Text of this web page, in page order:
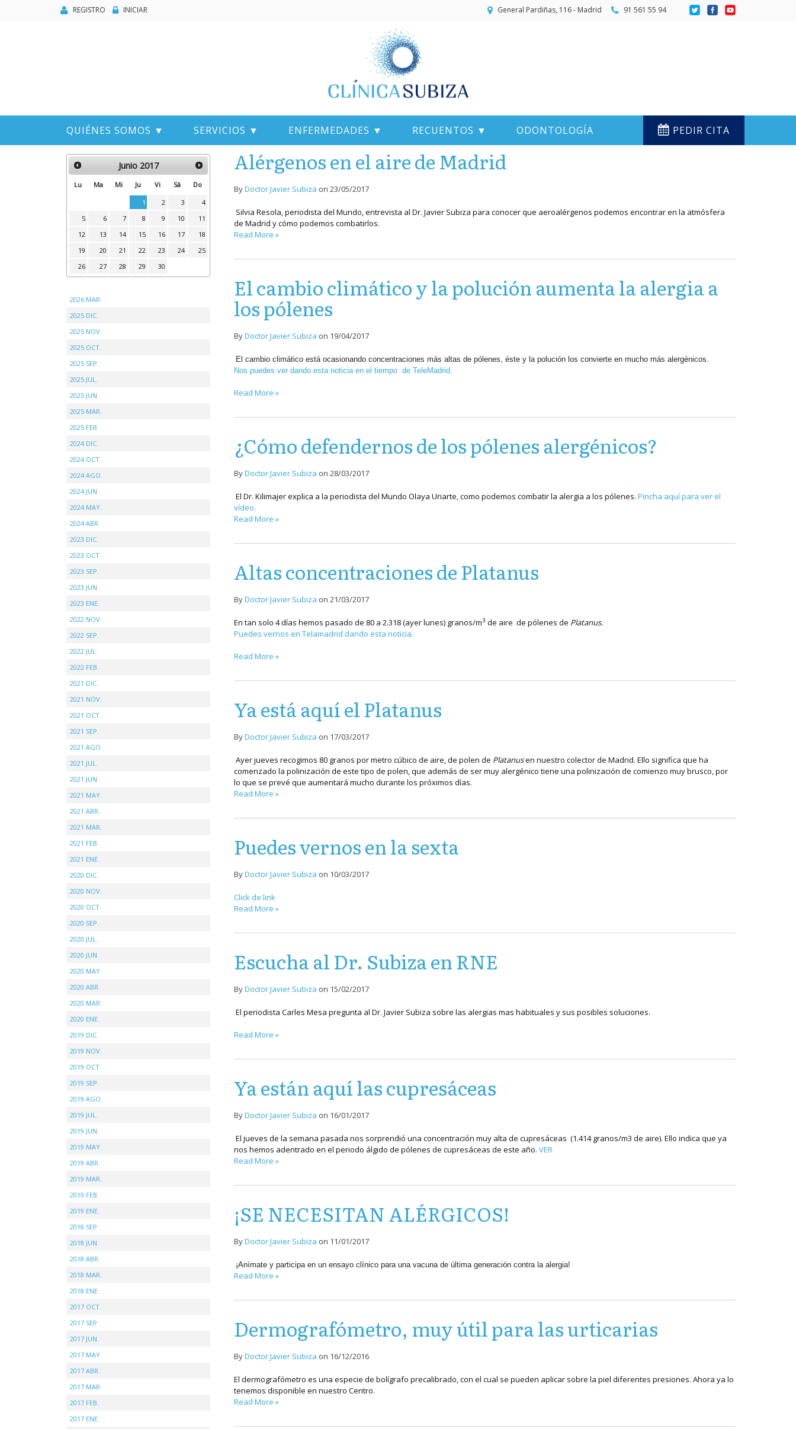
REGISTRO INICIAR General Pardiñas, 116 - Madrid 91 561 55 94
QUIÉNES SOMOS ▼ SERVICIOS ▼ ENFERMEDADES ▼ RECUENTOS ▼ ODONTOLOGÍA PEDIR CITA
Alérgenos en el aire de Madrid
ByDoctor Javier Subiza on 23/05/2017
Silvia Resola, periodista del Mundo, entrevista al Dr. Javier Subiza para conocer que aeroalérgenos podemos encontrar en la atmósfera
de Madrid y cómo podemos combatirlos.
Read More »
El cambio climático y la polución aumenta la alergia a
los pólenes
ByDoctor Javier Subiza on 19/04/2017
El cambio climático está ocasionando concentraciones más altas de pólenes, éste y la polución los convierte en mucho más alergénicos.
Nos puedes ver dando esta noticia en el tiempo de TeleMadrid.
Read More »
¿Cómo defendernos de los pólenes alergénicos?
ByDoctor Javier Subiza on 28/03/2017
El Dr. Kilimajer explica a la periodista del Mundo Olaya Uriarte, como podemos combatir la alergia a los pólenes. Pincha aquí para ver el
vídeo.
Read More »
Altas concentraciones de Platanus
ByDoctor Javier Subiza on 21/03/2017
En tan solo 4 días hemos pasado de 80 a 2.318 (ayer lunes) granos/m3 de aire de pólenes de Platanus.
Puedes vernos en Telamadrid dando esta noticia.
Read More »
Ya está aquí el Platanus
ByDoctor Javier Subiza on 17/03/2017
Ayer jueves recogimos 80 granos por metro cúbico de aire, de polen de Platanusen nuestro colector de Madrid. Ello significa que ha
comenzado la polinización de este tipo de polen, que además de ser muy alergénico tiene una polinización de comienzo muy brusco, por
lo que se prevé que aumentará mucho durante los próximos días.
Read More »
Puedes vernos en la sexta
ByDoctor Javier Subiza on 10/03/2017
Click de link
Read More »
Escucha al Dr. Subiza en RNE
ByDoctor Javier Subiza on 15/02/2017
El periodista Carles Mesa pregunta al Dr. Javier Subiza sobre las alergias mas habituales y sus posibles soluciones.
Read More »
Ya están aquí las cupresáceas
ByDoctor Javier Subiza on 16/01/2017
El jueves de la semana pasada nos sorprendió una concentración muy alta de cupresáceas (1.414 granos/m3 de aire). Ello indica que ya
nos hemos adentrado en el periodo álgido de pólenes de cupresáceas de este año. VER
Read More »
¡SE NECESITAN ALÉRGICOS!
ByDoctor Javier Subiza on 11/01/2017
¡Anímate y participa en un ensayo clínico para una vacuna de última generación contra la alergia!
Read More »
Dermografómetro, muy útil para las urticarias
ByDoctor Javier Subiza on 16/12/2016
El dermografómetro es una especie de bolígrafo precalibrado, con el cual se pueden aplicar sobre la piel diferentes presiones. Ahora ya lo
tenemos disponible en nuestro Centro.
Read More »
Junio 2017
Lu Ma Mi Ju Vi Sá Do
1 2 3
4
5
6 7 8 9 10
11
12
13 14 15 16 17
18
19
20 21 22 23 24
25
26
27 28 29 30
2026 MAR.
2025 DIC.
2025 NOV.
2025 OCT.
2025 SEP.
2025 JUL.
2025 JUN.
2025 MAR.
2025 FEB.
2024 DIC.
2024 OCT.
2024 AGO.
2024 JUN.
2024 MAY.
2024 ABR.
2023 DIC.
2023 OCT.
2023 SEP.
2023 JUN.
2023 ENE.
2022 NOV.
2022 SEP.
2022 JUL.
2022 FEB.
2021 DIC.
2021 NOV.
2021 OCT.
2021 SEP.
2021 AGO.
2021 JUL.
2021 JUN.
2021 MAY.
2021 ABR.
2021 MAR.
2021 FEB.
2021 ENE.
2020 DIC.
2020 NOV.
2020 OCT.
2020 SEP.
2020 JUL.
2020 JUN.
2020 MAY.
2020 ABR.
2020 MAR.
2020 ENE.
2019 DIC.
2019 NOV.
2019 OCT.
2019 SEP.
2019 AGO.
2019 JUL.
2019 JUN.
2019 MAY.
2019 ABR.
2019 MAR.
2019 FEB.
2019 ENE.
2018 SEP.
2018 JUN.
2018 ABR.
2018 MAR.
2018 ENE.
2017 OCT.
2017 SEP.
2017 JUN.
2017 MAY.
2017 ABR.
2017 MAR.
2017 FEB.
2017 ENE.